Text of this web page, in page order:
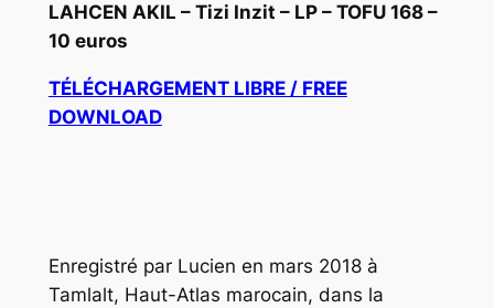
LAHCEN AKIL – Tizi Inzit – LP – TOFU 168 –
10 euros
TÉLÉCHARGEMENT LIBRE / FREE
DOWNLOAD
Enregistré par Lucien en mars 2018 à
Tamlalt, Haut-Atlas marocain, dans la